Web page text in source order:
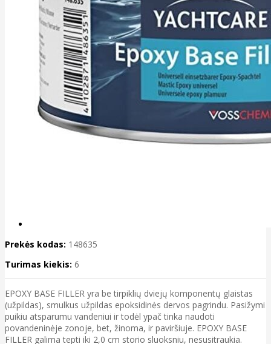
Prekės kodas: 148635
Turimas kiekis: 6
EPOXY BASE FILLER yra be tirpiklių dviejų komponentų glaistas
(užpildas), smulkus užpildas epoksidinės dervos pagrindu. Pasižymi
puikiu atsparumu vandeniui ir todėl ypač tinka naudoti
povandeninėje zonoje, bet, žinoma, ir paviršiuje. EPOXY BASE
FILLER galima tepti iki 2,0 cm storio sluoksniu, nesusitraukia.